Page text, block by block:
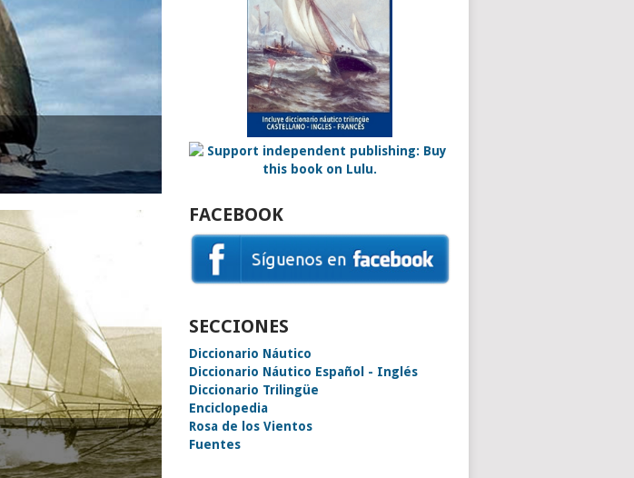
FACEBOOK
SECCIONES
Diccionario Náutico
Diccionario Náutico Español - Inglés
Diccionario Trilingüe
Enciclopedia
Rosa de los Vientos
Fuentes